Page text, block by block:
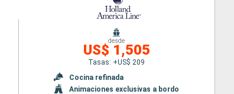
desde
US$ 1,505
Tasas: +US$ 209
Cocina refinada
Animaciones exclusivas a bordo